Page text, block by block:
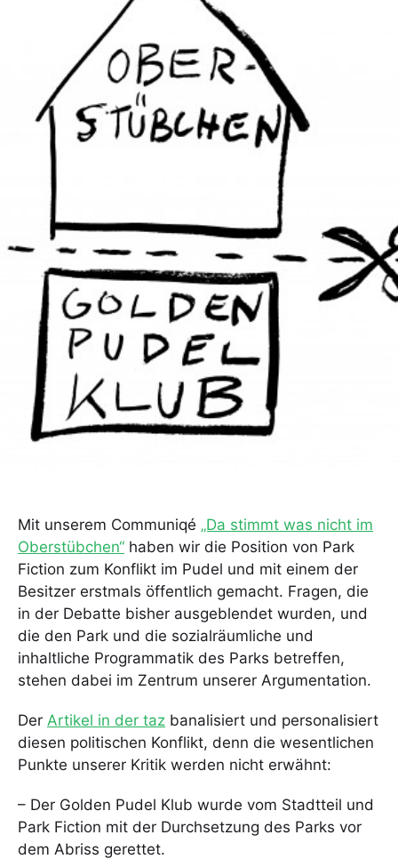
Mit unserem Communiqé „Da stimmt was nicht im
Oberstübchen“ haben wir die Position von Park
Fiction zum Konflikt im Pudel und mit einem der
Besitzer erstmals öffentlich gemacht. Fragen, die
in der Debatte bisher ausgeblendet wurden, und
die den Park und die sozialräumliche und
inhaltliche Programmatik des Parks betreffen,
stehen dabei im Zentrum unserer Argumentation.
Der Artikel in der taz banalisiert und personalisiert
diesen politischen Konflikt, denn die wesentlichen
Punkte unserer Kritik werden nicht erwähnt:
– Der Golden Pudel Klub wurde vom Stadtteil und
Park Fiction mit der Durchsetzung des Parks vor
dem Abriss gerettet.